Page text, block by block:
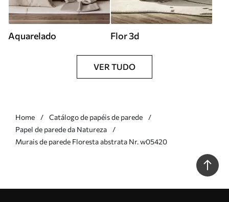
Aquarelado Flor 3d
VER TUDO
Home
Catálogo de papéis de parede
Papel de parede da Natureza
Murais de parede Floresta abstrata Nr. w05420